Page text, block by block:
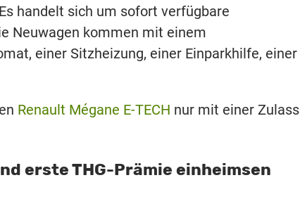
handelt sich um sofort verfügbare
Neuwagen kommen mit einem
einer Sitzheizung, einer Einparkhilfe, einer
Renault Mégane E-TECH nur mit einer
erste THG-Prämie einheimsen